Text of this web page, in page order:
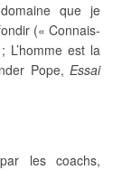
que je
(« Connais-
L’homme est la
Pope, Essai
les coachs,